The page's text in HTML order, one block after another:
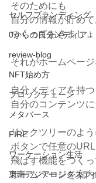
セルフブランディング
0からの自分メディア
review-blog
NFT始め方
ブロックチェーン
メタバース
FIRE
ワーケーション生活
東南アジアロングステ
そのためにも
自分の情報が貯め
つくっておきましょ
それがホームページ
自分メディアを持
自分のコンテンツに
リンクツリーのよう
ボタンで任意のURL
飛ばす機能をつくっ
ホームページを案